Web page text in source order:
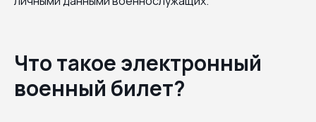
Что такое электронный
военный билет?